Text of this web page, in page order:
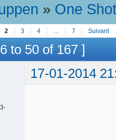
» One
2 3 4 7 Suivant
to 50 of 167 ]
17-01-2014